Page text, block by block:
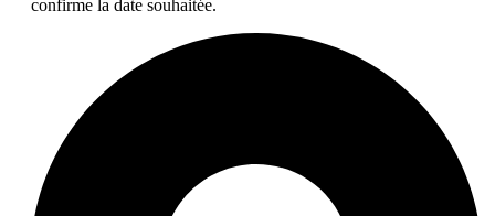
confirme la date souhaitée.